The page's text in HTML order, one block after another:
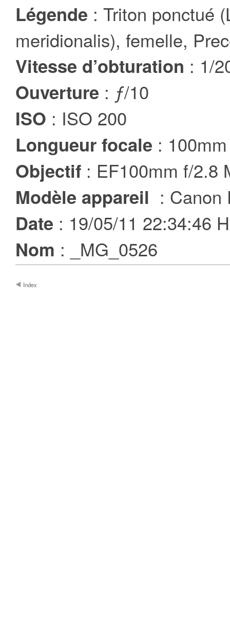
Légende : Triton ponctué
meridionalis), femelle,
Vitesse d’obturation : 1/
Ouverture : ƒ/10
ISO : ISO 200
Longueur focale : 100mm
Objectif : EF100mm f/2.8
Modèle appareil : Canon
Date : 19/05/11 22:34:46
Nom : _MG_0526
Index